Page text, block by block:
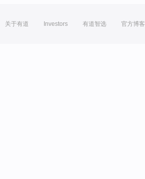
关于有道 Investors 有道智选 官方博客